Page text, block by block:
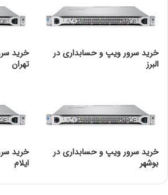
(2) Multi-output
(5) Maximum
8 DIMM slots
DDR4 SmartMemory
(8) LFF SAS/SATA/SSD and(16) SFF
SAS/SATA/SSD
خرید سرور ویپ و حسابداری در
البرز
خرید
تهران
خرید سرور ویپ و حسابداری در
بوشهر
خرید
ایلام